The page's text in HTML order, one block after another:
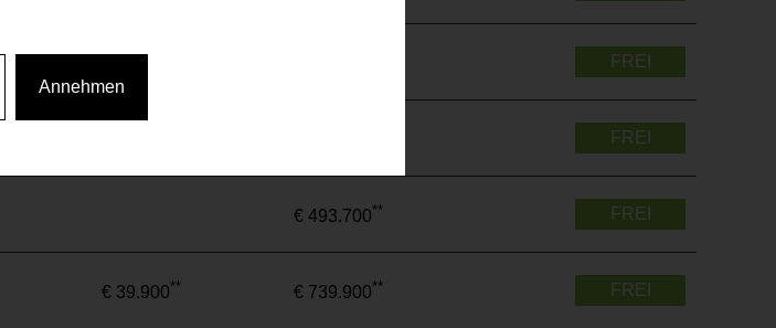
FREI
FREI
€ 493.700** FREI
€ 39.900** € 739.900** FREI
Annehmen